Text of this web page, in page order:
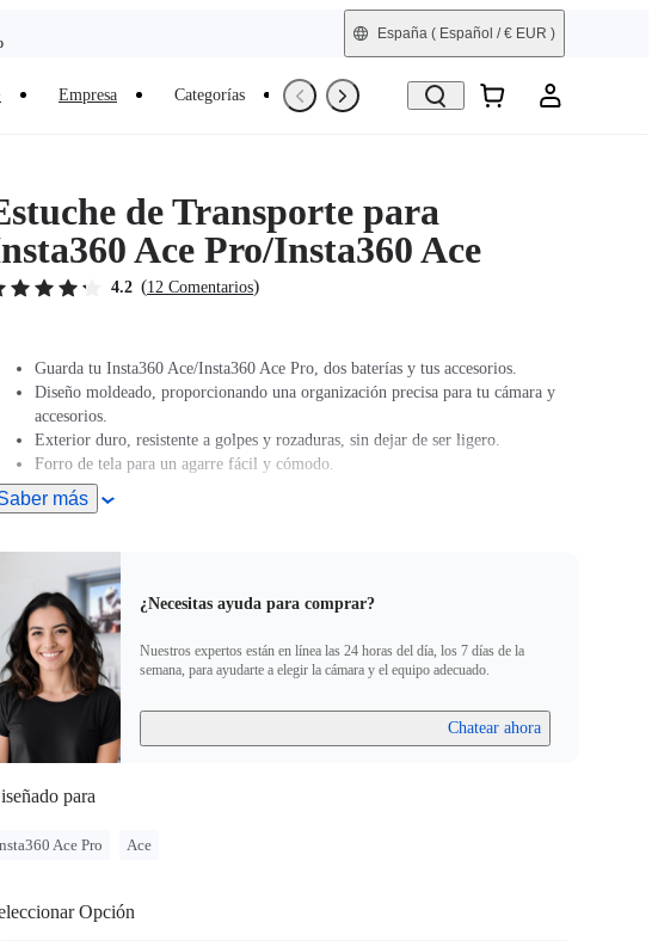
España ( Español / € EUR )
Empresa Categorías Trade-In Reacondicionada
de Transporte para
Ace Pro/Insta360 Ace
4.2 (12 Comentarios)
Guarda tu Insta360 Ace/Insta360 Ace Pro, dos baterías y tus accesorios.
Diseño moldeado, proporcionando una organización precisa para tu cámara y
accesorios.
Exterior duro, resistente a golpes y rozaduras, sin dejar de ser ligero.
Forro de tela para un agarre fácil y cómodo.
más
¿Necesitas ayuda para comprar?
Nuestros expertos están en línea las 24 horas del día, los 7 días de la
semana, para ayudarte a elegir la cámara y el equipo adecuado.
Chatear ahora
para
Ace Pro Ace
Opción